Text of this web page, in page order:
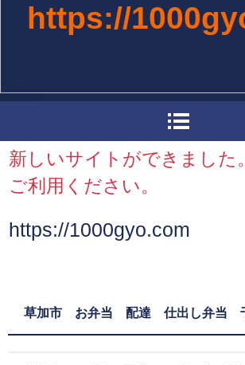
https://
新しいサイトができました
ご利用ください。
https://1000gyo.com
草加市 お弁当 配達 仕出し弁当